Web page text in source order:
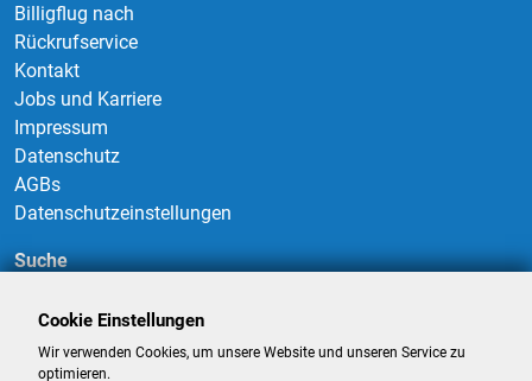
Billigflug nach
Rückrufservice
Kontakt
Jobs und Karriere
Impressum
Datenschutz
AGBs
Datenschutzeinstellungen
Suche
Suchen
Cookie Einstellungen
Wir verwenden Cookies, um unsere Website und unseren Service zu
optimieren.